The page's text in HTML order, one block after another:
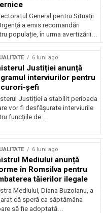
General pentru Situații
a emis recomandări
populație, în urma avertizării...
6 luni ago
Justiției anunță
interviurilor pentru
șefi
Justiției a stabilit perioada
vor fi desfășurate interviurile
funcțiile de...
6 luni ago
Mediului anunță
în Romsilva pentru
tăierilor ilegale
Mediului, Diana Buzoianu, a
că speră ca săptămâna
să fie adoptată...